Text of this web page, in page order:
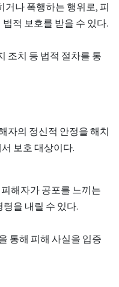
거나 폭행하는 행위로, 피
적 보호를 받을 수 있다.
조치 등 법적 절차를 통
자의 정신적 안정을 해치
보호 대상이다.
해자가 공포를 느끼는
을 내릴 수 있다.
통해 피해 사실을 입증